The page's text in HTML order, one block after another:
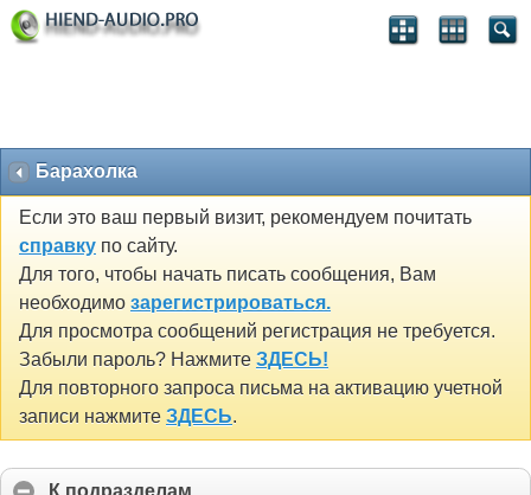
Барахолка
Если это ваш первый визит, рекомендуем почитать
справку по сайту.
Для того, чтобы начать писать сообщения, Вам
необходимо зарегистрироваться.
Для просмотра сообщений регистрация не требуется.
Забыли пароль? Нажмите ЗДЕСЬ!
Для повторного запроса письма на активацию учетной
записи нажмите ЗДЕСЬ.